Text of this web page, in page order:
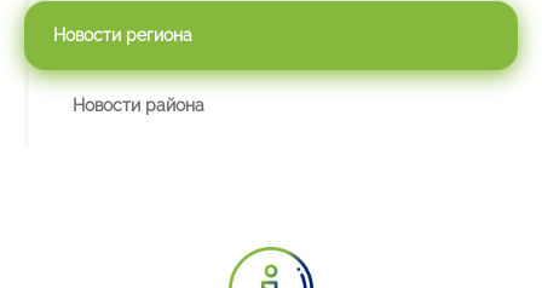
Новости региона
Новости района